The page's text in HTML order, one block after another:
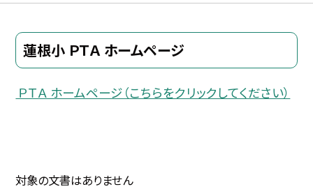
蓮根小 ＰＴＡ ホームページ
ＰＴＡ ホームページ（こちらをクリックしてください）
対象の文書はありません